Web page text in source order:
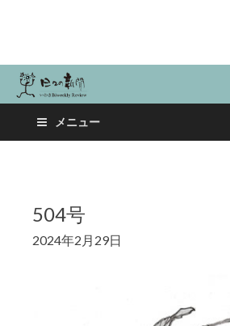
日々の新聞
メニュー
504号
2024年2月29日